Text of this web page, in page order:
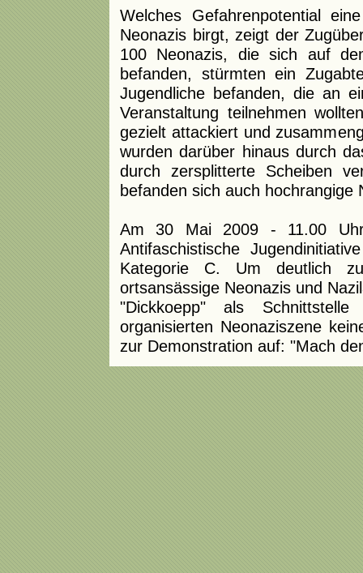
Welches Gefahrenpotential
Neonazis birgt, zeigt der
100 Neonazis, die sich auf
befanden, stürmten ein
Jugendliche befanden, die an
Veranstaltung teilnehmen
gezielt attackiert und
wurden darüber hinaus durch
durch zersplitterte Scheiben
befanden sich auch hochrangige
Am 30 Mai 2009 - 11.00
Antifaschistische
Kategorie C. Um deutlich
ortsansässige Neonazis und
"Dickkoepp" als
organisierten Neonaziszene
zur Demonstration auf: "Mach